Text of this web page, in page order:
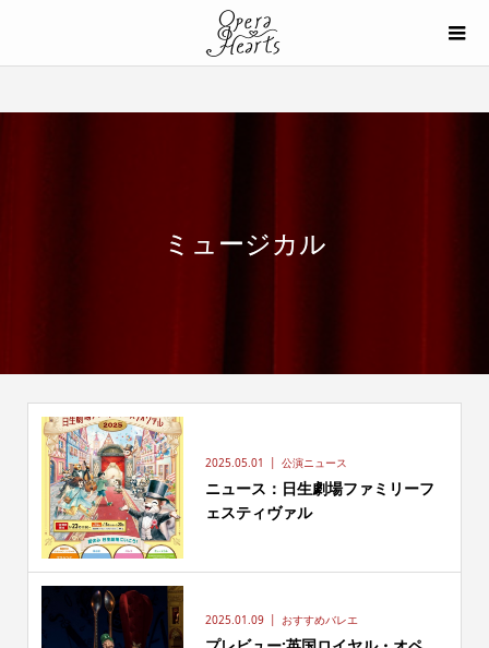
ミュージカル
2025.05.01 公演ニュース
ニュース：日生劇場ファミリーフ
ェスティヴァル
2025.01.09 おすすめバレエ